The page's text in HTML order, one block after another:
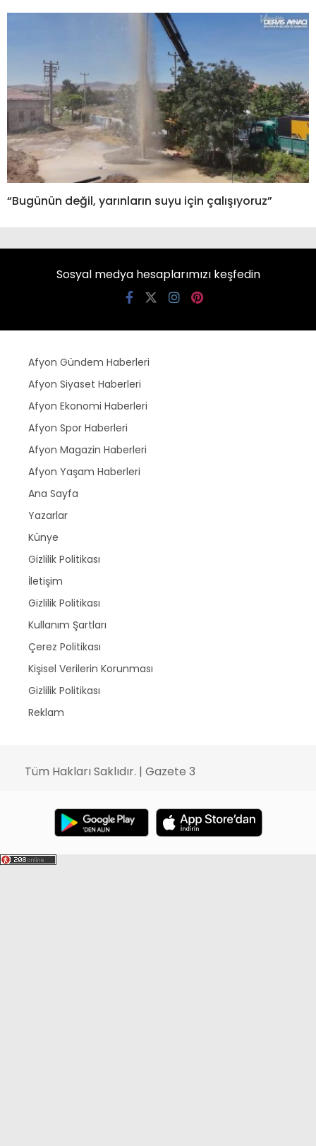
“Bugünün değil, yarınların suyu için çalışıyoruz”
Sosyal medya hesaplarımızı keşfedin
Afyon Gündem Haberleri
Afyon Siyaset Haberleri
Afyon Ekonomi Haberleri
Afyon Spor Haberleri
Afyon Magazin Haberleri
Afyon Yaşam Haberleri
Ana Sayfa
Yazarlar
Künye
Gizlilik Politikası
İletişim
Gizlilik Politikası
Kullanım Şartları
Çerez Politikası
Kişisel Verilerin Korunması
Gizlilik Politikası
Reklam
Tüm Hakları Saklıdır. | Gazete 3